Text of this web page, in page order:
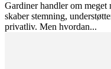
Gardiner handler om
skaber stemning,
privatliv. Men hvordan...